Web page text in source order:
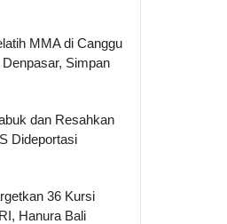
MMA di Canggu
Simpan
dan Resahkan
Dideportasi
36 Kursi
Hanura Bali